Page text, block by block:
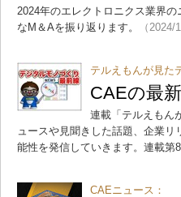
2024年のエレクトロニクス業界
なM＆Aを振り返ります。
（2024/
テルえもんが見た
CAEの最
連載「テルえもん
ュースや見聞きした話題、企業
能性を発信していきます。連載第
CAEニュース：